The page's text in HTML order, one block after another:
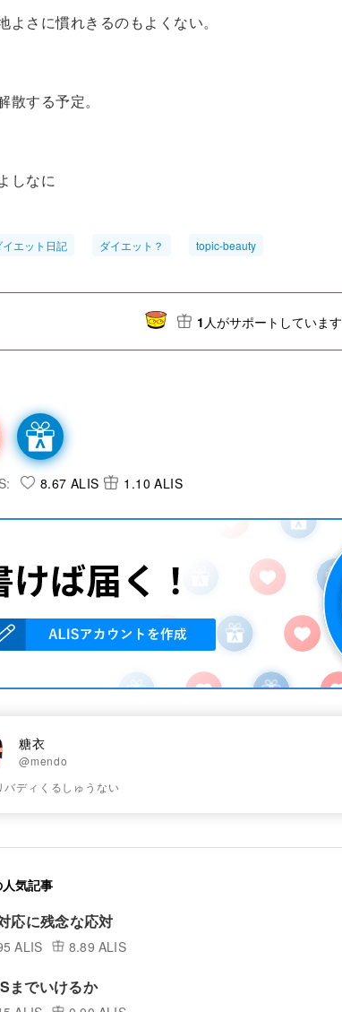
よさに慣れきるのもよくない。
散する予定。
しなに
エット日記 ダイエット？ topic-beauty
1 人がサポートしています
8.67 ALIS 1.10 ALIS
糖衣
@mendo
バディくるしゅうない
気記事
応に残念な応対
ALIS 8.89 ALIS
までいけるか